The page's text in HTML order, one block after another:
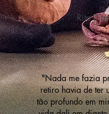
Rita Dias
"Nada me fazia
retiro havia de ter
tão profundo em